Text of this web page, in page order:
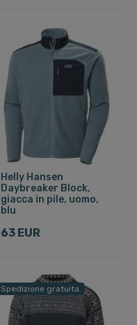
Helly Hansen
Daybreaker Block,
giacca in pile, uomo,
blu
63 EUR
Spedizione gratuita